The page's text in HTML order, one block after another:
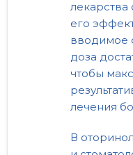
лекарства
его
вводимое
доза
чтобы
лечения
В